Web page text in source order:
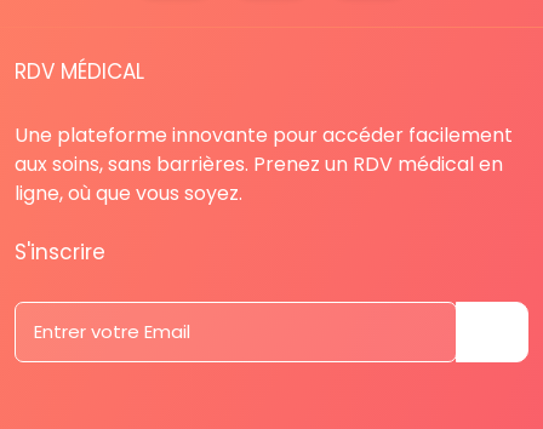
RDV MÉDICAL
Une plateforme innovante pour accéder facilement
aux soins, sans barrières. Prenez un RDV médical en
ligne, où que vous soyez.
S'inscrire